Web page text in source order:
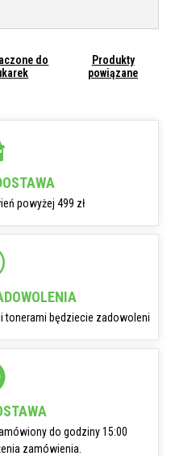
do
Produkty
powiązane
powyżej 499 zł
tonerami będziecie zadowoleni
do godziny 15:00
zamówienia.